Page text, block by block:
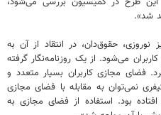
شد».
نوروزی، حقوق‌دان، در انتقاد از آن به
می‌شود. از یک روزنامه‌نگار گرفته
فضای مجازی کاربران بسیار متعدد و
نمی‌توان به مقابله با فضای مجازی
بود. استفاده از فضای مجازی به